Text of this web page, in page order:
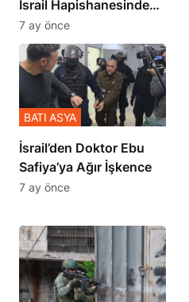
İsrail Hapishanesindeki
Zulmü Anlattı
7 ay önce
İsrail’den Doktor Ebu
Safiya’ya Ağır İşkence
BATI ASYA
7 ay önce